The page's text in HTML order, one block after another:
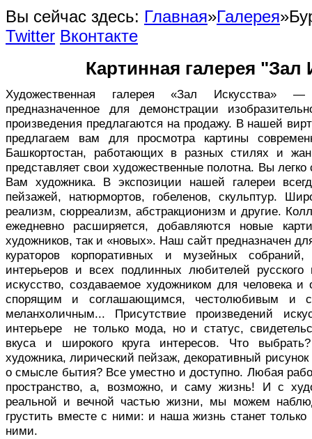
Вы сейчас здесь: Главная»Галерея»
Twitter Вконтакте
Картинная галерея "Зал
Художественная галерея «Зал Искусства» —
предназначенное для демонстрации
произведения предлагаются на продажу. В нашей
предлагаем вам для просмотра картины
Башкортостан, работающих в разных стилях и
представляет свои художественные полотна. Вы
Вам художника. В экспозиции нашей галереи
пейзажей, натюрмортов, гобеленов, скульптур.
реализм, сюрреализм, абстракционизм и другие.
ежедневно расширяется, добавляются новые
художников, так и «новых». Наш сайт предназначен
кураторов корпоративных и музейных
интерьеров и всех подлинных любителей
искусство, создаваемое художником для человека и
спорящим и соглашающимся, честолюбивым и
меланхоличным... Присутствие произведений
интерьере не только мода, но и статус,
вкуса и широкого круга интересов. Что
художника, лирический пейзаж, декоративный
о смысле бытия? Все уместно и доступно. Любая
пространство, а, возможно, и саму жизнь! И с
реальной и вечной частью жизни, мы можем
грустить вместе с ними: и наша жизнь станет только
ними.